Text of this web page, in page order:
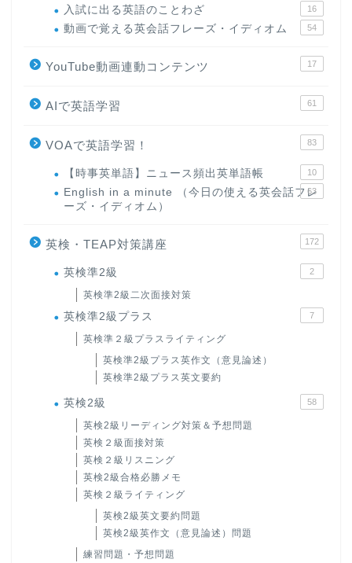
入試に出る英語のことわざ 16
動画で覚える英会話フレーズ・イディオム 54
YouTube動画連動コンテンツ 17
AIで英語学習 61
VOAで英語学習！ 83
【時事英単語】ニュース頻出英単語帳 10
English in a minute （今日の使える英会話フレ
ーズ・イディオム）
63
英検・TEAP対策講座 172
英検準2級 2
英検準2級二次面接対策
英検準2級プラス 7
英検準２級プラスライティング
英検準2級プラス英作文（意見論述）
英検準2級プラス英文要約
英検2級 58
英検2級リーディング対策＆予想問題
英検２級面接対策
英検２級リスニング
英検2級合格必勝メモ
英検２級ライティング
英検2級英文要約問題
英検2級英作文（意見論述）問題
練習問題・予想問題